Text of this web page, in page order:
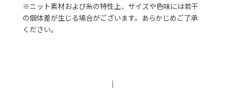
※ニット素材および糸の特性上、サイズや色味には若干
の個体差が生じる場合がございます。あらかじめご了承
ください。